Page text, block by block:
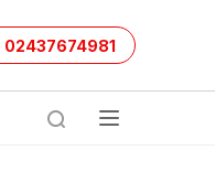
02437674981